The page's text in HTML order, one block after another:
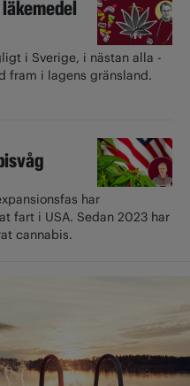
i ­Sverige, i nästan alla
fram i lagens gränsland.
har
fart i USA. Sedan 2023 har
cannabis.